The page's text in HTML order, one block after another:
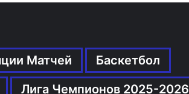
Матчей
Баскетбол
Лига Чемпионов 2025-2026